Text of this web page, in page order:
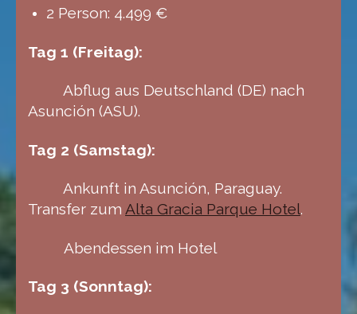
2 Person: 4.499 €
Tag 1 (Freitag):
Abflug aus Deutschland (DE) nach
Asunción (ASU).
Tag 2 (Samstag):
Ankunft in Asunción, Paraguay.
Transfer zum Alta Gracia Parque Hotel.
Abendessen im Hotel
Tag 3 (Sonntag):